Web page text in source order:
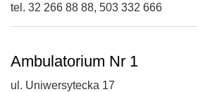
tel. 32 266 88 88, 503 332 666
Ambulatorium Nr 1
ul. Uniwersytecka 17